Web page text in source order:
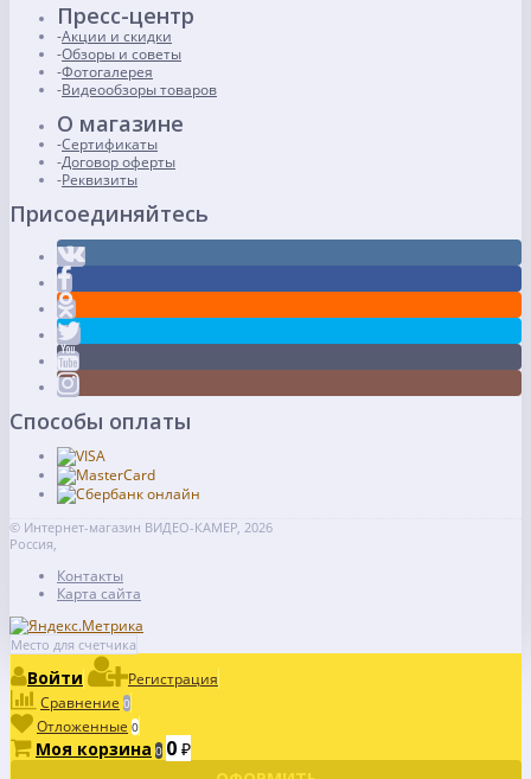
Пресс-центр
Акции и скидки
Обзоры и советы
Фотогалерея
Видеообзоры товаров
О магазине
Сертификаты
Договор оферты
Реквизиты
Присоединяйтесь
Способы оплаты
© Интернет-магазин ВИДЕО-КАМЕР, 2026
Россия,
Контакты
Карта сайта
Место для счетчика
Войти
Регистрация
Сравнение 0
Отложенные 0
Моя корзина 0 0 ₽